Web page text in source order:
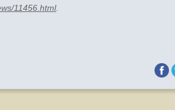
11456.html.